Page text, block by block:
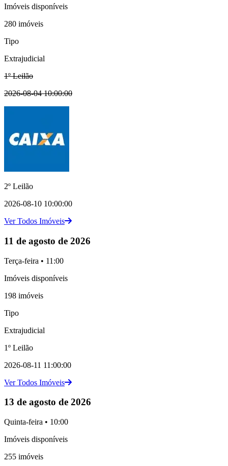
Imóveis disponíveis
280 imóveis
Tipo
Extrajudicial
1º Leilão
2026-08-04 10:00:00
2º Leilão
2026-08-10 10:00:00
Ver Todos Imóveis
11 de agosto de 2026
Terça-feira • 11:00
Imóveis disponíveis
198 imóveis
Tipo
Extrajudicial
1º Leilão
2026-08-11 11:00:00
Ver Todos Imóveis
13 de agosto de 2026
Quinta-feira • 10:00
Imóveis disponíveis
255 imóveis